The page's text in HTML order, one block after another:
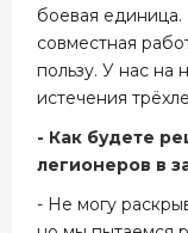
боевая единица.
совместная
пользу. У нас на
истечения
- Как будете
легионеров в
- Не могу